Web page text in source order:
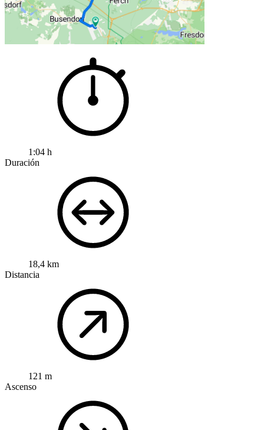
1:04 h
Duración
18,4 km
Distancia
121 m
Ascenso